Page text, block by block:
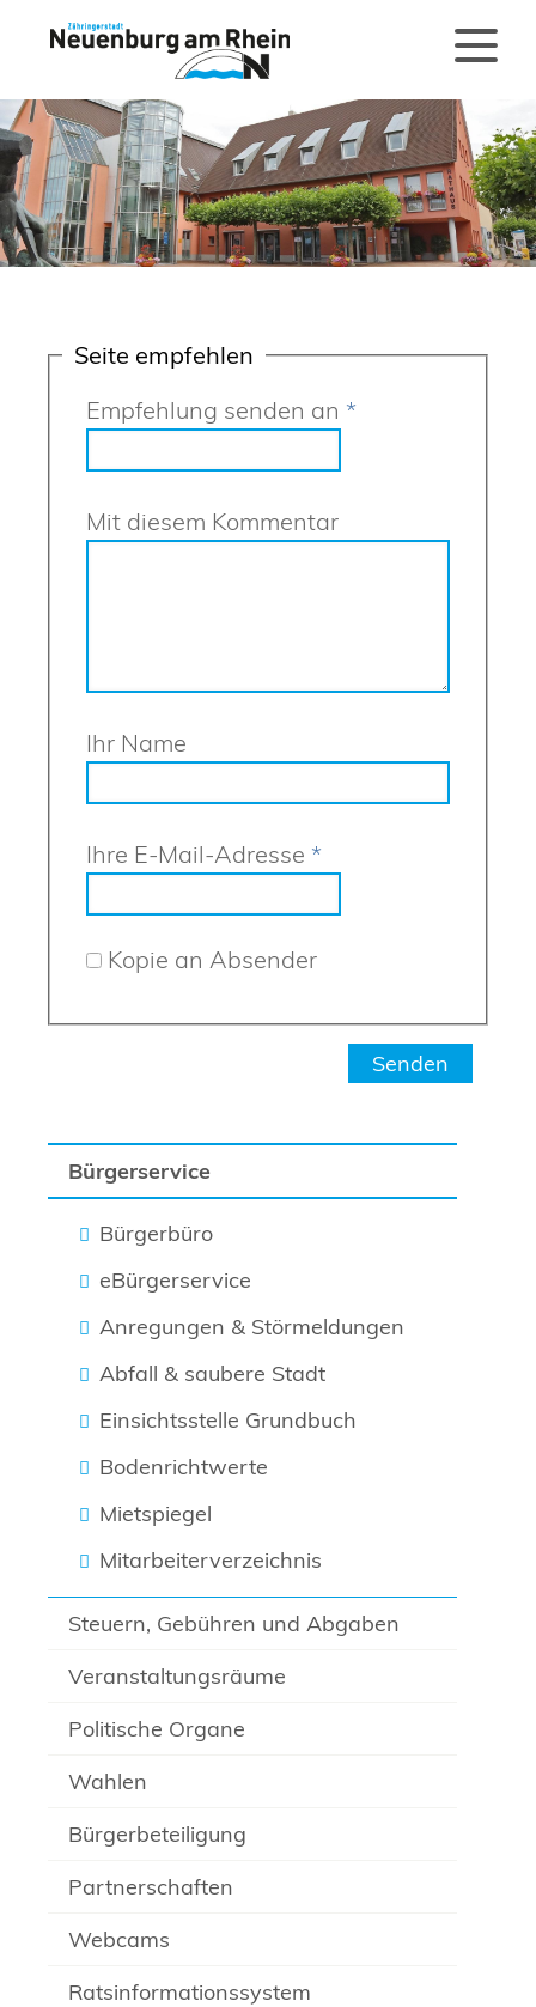
Bürgerservice
Bürgerbüro
eBürgerservice
Anregungen & Störmeldungen
Abfall & saubere Stadt
Einsichtsstelle Grundbuch
Bodenrichtwerte
Mietspiegel
Mitarbeiterverzeichnis
Steuern, Gebühren und Abgaben
Veranstaltungsräume
Politische Organe
Wahlen
Bürgerbeteiligung
Partnerschaften
Webcams
Ratsinformationssystem
Seite empfehlen
Empfehlung senden an *
Mit diesem Kommentar
Ihr Name
Ihre E-Mail-Adresse *
Kopie an Absender